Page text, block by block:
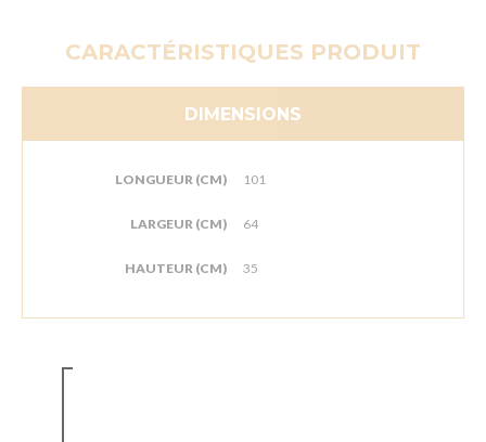
CARACTÉRISTIQUES PRODUIT
DIMENSIONS
LONGUEUR (CM) 101
LARGEUR (CM) 64
HAUTEUR (CM) 35